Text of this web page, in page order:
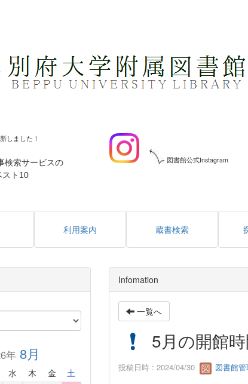
しました！
検索サービスの
スト10
図書館公式Instagram
利用案内 蔵書検索
Infomation
一覧へ
5月の開館
投稿日時 : 2024/04/30 図書館
年8月
水 木 金 土